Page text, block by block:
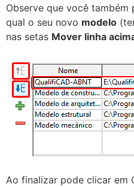
Observe que você também
qual o seu novo modelo
nas setas Mover linha
Ao finalizar pode clicar em